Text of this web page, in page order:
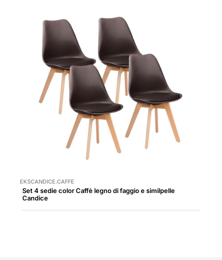
EKSCANDICE.CAFFE
Set 4 sedie color Caffè legno di faggio e similpelle
Candice